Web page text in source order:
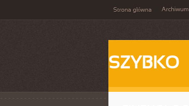
Strona główna Archiwum
SZYBKO